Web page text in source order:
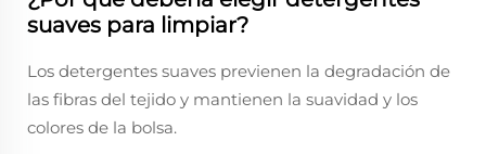
suaves para limpiar?
Los detergentes suaves previenen la degradación de
las fibras del tejido y mantienen la suavidad y los
colores de la bolsa.